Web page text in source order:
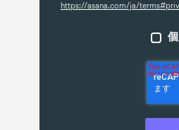
https://asana.com/ja/